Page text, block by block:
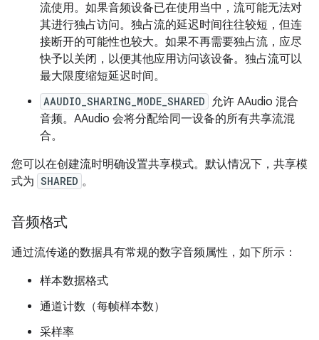
流使用。如果音频设备已在使用当中，流可能无法对
其进行独占访问。独占流的延迟时间往往较短，但连
接断开的可能性也较大。如果不再需要独占流，应尽
快予以关闭，以便其他应用访问该设备。独占流可以
最大限度缩短延迟时间。
AAUDIO_SHARING_MODE_SHARED 允许 AAudio 混合
音频。AAudio 会将分配给同一设备的所有共享流混
合。
您可以在创建流时明确设置共享模式。默认情况下，共享模
式为 SHARED 。
音频格式
通过流传递的数据具有常规的数字音频属性，如下所示：
样本数据格式
通道计数（每帧样本数）
采样率